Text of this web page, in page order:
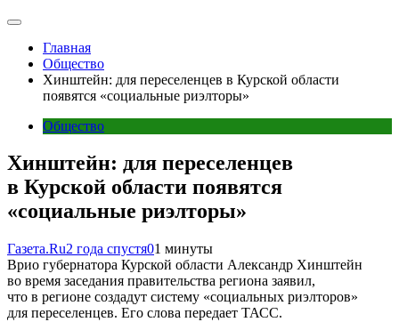
Главная
Общество
Хинштейн: для переселенцев в Курской области
появятся «социальные риэлторы»
Общество
Хинштейн: для переселенцев
в Курской области появятся
«социальные риэлторы»
Газета.Ru2 года спустя01 минуты
Врио губернатора Курской области Александр Хинштейн
во время заседания правительства региона заявил,
что в регионе создадут систему «социальных риэлторов»
для переселенцев. Его слова передает ТАСС.